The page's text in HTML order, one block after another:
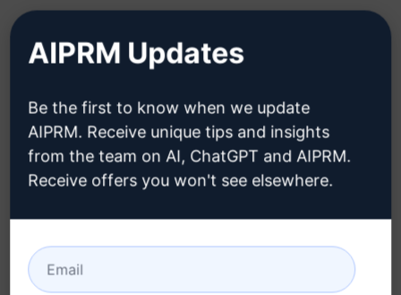
créer un compte Claude
Étape 3 : Utiliser l'invite dans votre
Essayez l'invite maintenant sur Claude
AIPRM Updates
Be the first to know when we update
AIPRM. Receive unique tips and insights
from the team on AI, ChatGPT and AIPRM.
Receive offers you won't see elsewhere.